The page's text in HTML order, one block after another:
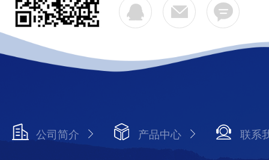
公司简介 产品中心 联系